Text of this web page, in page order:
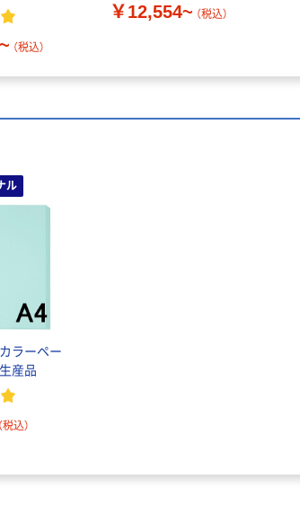
（税込）
￥12,554~ （税込）
ル
ラーペー
産品
（税込）